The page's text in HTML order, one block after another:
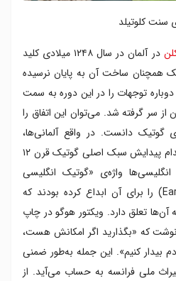
سنت کلوتیلد
در آلمان در سال ۱۲۴۸ میلادی کلید
همچنان ساخت آن به پایان نرسیده
بود. جنبش رمانتیک سال ۱۸۲۰ دوباره توجهات را در این دوره به سمت
سر گرفته شد. می‌توان این اتفاق را
گوتیک دانست. در واقع آلمانی‌ها،
فرانسوی‌ها و انگلیسی‌ها هر کدام پیدایش سبک اصلی گوتیک قرن ۱۲
واژه‌ی «گوتیک انگلیسی
آغازین» (Early English Gothic) را برای آن ابداع کرده بودند که
تعلق دارد. ویکتور هوگو در چاپ
(۱۸۳۲) خود نوشت که «بگذارید اگر امکانش هست،
بیدار کنیم». این جمله به‌طور ضمنی
ملی فرانسه به حساب می‌آید. از